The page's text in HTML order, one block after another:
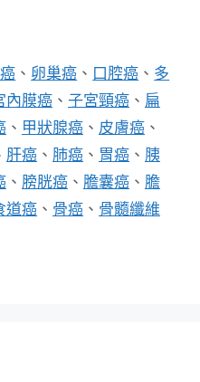
、 卵巢癌 、 口腔癌 、 多
內膜癌 、 子宮頸癌 、 扁
、 甲狀腺癌 、 皮膚癌 、
肝癌 、 肺癌 、 胃癌 、 胰
、 膀胱癌 、 膽囊癌 、 膽
道癌 、 骨癌 、 骨髓纖維